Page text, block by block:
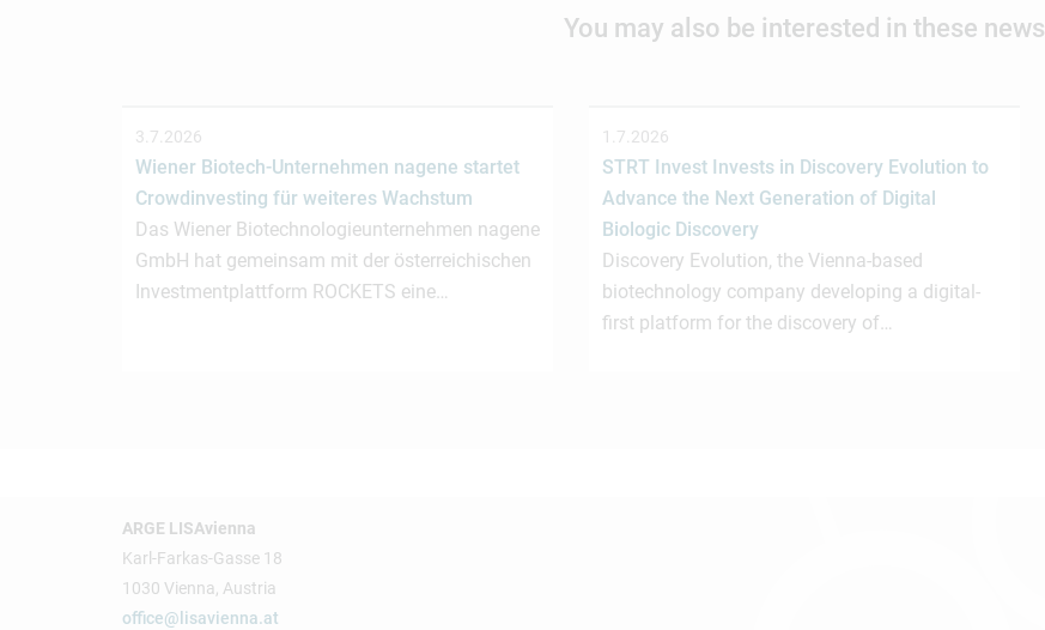
You may also be interested in these news
3.7.2026
Wiener Biotech-Unternehmen nagene startet
Crowdinvesting für weiteres Wachstum
Das Wiener Biotechnologieunternehmen nagene
GmbH hat gemeinsam mit der österreichischen
Investmentplattform ROCKETS eine…
1.7.2026
STRT Invest Invests in Discovery Evolution to
Advance the Next Generation of Digital
Biologic Discovery
Discovery Evolution, the Vienna-based
biotechnology company developing a digital-
first platform for the discovery of…
ARGE LISAvienna
Karl-Farkas-Gasse 18
1030 Vienna, Austria
office@lisavienna.at